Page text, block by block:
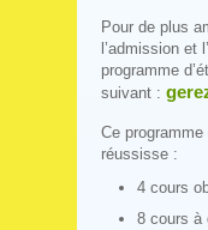
Pour de plus
l’admission et
programme
suivant :
Ce
réussisse :
4 cours
8 cours à